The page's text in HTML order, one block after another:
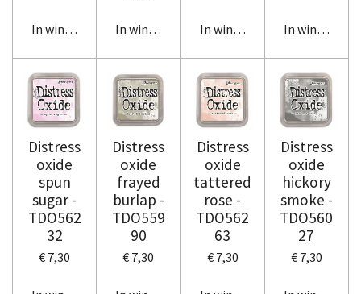
In winkelwagenIn winkelwagenIn winkelwagenIn
Distress
oxide
spun
sugar -
TDO562
32
€ 7,30
Distress
oxide
frayed
burlap -
TDO559
90
€ 7,30
Distress
oxide
tattered
rose -
TDO562
63
€ 7,30
Distress
oxide
hickory
smoke -
TDO560
27
€ 7,30